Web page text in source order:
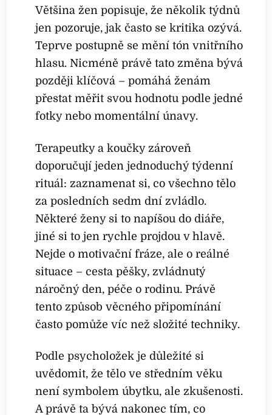
Většina žen popisuje, že několik týdnů
jen pozoruje, jak často se kritika ozývá.
Teprve postupně se mění tón vnitřního
hlasu. Nicméně právě tato změna bývá
později klíčová – pomáhá ženám
přestat měřit svou hodnotu podle jedné
fotky nebo momentální únavy.
Terapeutky a koučky zároveň
doporučují jeden jednoduchý týdenní
rituál: zaznamenat si, co všechno tělo
za posledních sedm dní zvládlo.
Některé ženy si to napíšou do diáře,
jiné si to jen rychle projdou v hlavě.
Nejde o motivační fráze, ale o reálné
situace – cesta pěšky, zvládnutý
náročný den, péče o rodinu. Právě
tento způsob věcného připomínání
často pomůže víc než složité techniky.
Podle psycholožek je důležité si
uvědomit, že tělo ve středním věku
není symbolem úbytku, ale zkušenosti.
A právě ta bývá nakonec tím, co